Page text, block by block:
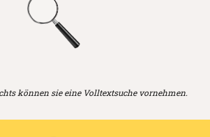
können sie eine Volltextsuche vornehmen.